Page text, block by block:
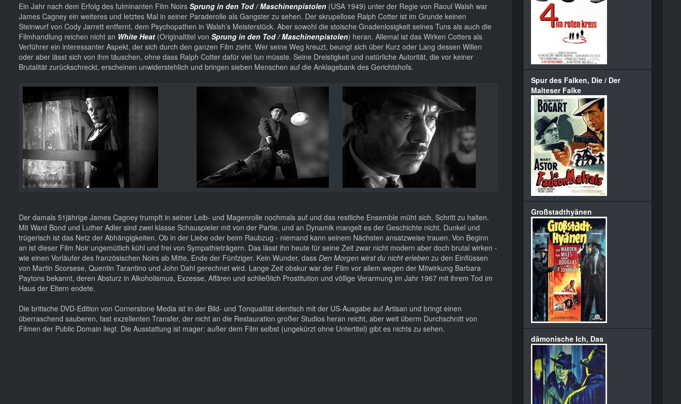
Ein Jahr nach dem Erfolg des fulminanten Film Noirs Sprung in den Tod / Maschinenpistolen (USA 1949) unter der Regie von Raoul Walsh war
James Cagney ein weiteres und letztes Mal in seiner Paraderolle als Gangster zu sehen. Der skrupellose Ralph Cotter ist im Grunde keinen
Steinwurf von Cody Jarrett entfernt, dem Psychopathen in Walsh’s Meisterstück. Aber sowohl die stoische Gnadenlosigkeit seines Tuns als auch die
Filmhandlung reichen nicht an White Heat (Originaltitel von Sprung in den Tod / Maschinenpistolen) heran. Allemal ist das Wirken Cotters als
Verführer ein interessanter Aspekt, der sich durch den ganzen Film zieht. Wer seine Weg kreuzt, beungt sich über Kurz oder Lang dessen Willen
oder aber lässt sich von ihm täuschen, ohne dass Ralph Cotter dafür viel tun müsste. Seine Dreistigkeit und natürliche Autorität, die vor keiner
Brutalität zurückschreckt, erscheinen unwiderstehlich und bringen sieben Menschen auf die Anklagebank des Gerichtshofs.
Der damals 51jährige James Cagney trumpft in seiner Leib- und Magenrolle nochmals auf und das restliche Ensemble müht sich, Schritt zu halten.
Mit Ward Bond und Luther Adler sind zwei klasse Schauspieler mit von der Partie, und an Dynamik mangelt es der Geschichte nicht. Dunkel und
trügerisch ist das Netz der Abhängigkeiten. Ob in der Liebe oder beim Raubzug - niemand kann seinem Nächsten ansatzweise trauen. Von Beginn
an ist dieser Film Noir ungemütlich kühl und frei von Sympathieträgern. Das lässt ihn heute für seine Zeit zwar nicht modern aber doch brutal wirken -
wie einen Vorläufer des französischen Noirs ab Mitte, Ende der Fünfziger. Kein Wunder, dass Den Morgen wirst du nicht erleben zu den Einflüssen
von Martin Scorsese, Quentin Tarantino und John Dahl gerechnet wird. Lange Zeit obskur war der Film vor allem wegen der Mitwirkung Barbara
Paytons bekannt, deren Absturz in Alkoholismus, Exzesse, Affären und schließlich Prostitution und völlige Verarmung im Jahr 1967 mit ihrem Tod im
Haus der Eltern endete.
Die britische DVD-Edition von Cornerstone Media ist in der Bild- und Tonqualität identisch mit der US-Ausgabe auf Artisan und bringt einen
überraschend sauberen, fast exzellenten Transfer, der nicht an die Restauration großer Studios heran reicht, aber weit überm Durchschnitt von
Filmen der Public Domain liegt. Die Ausstattung ist mager: außer dem Film selbst (ungekürzt ohne Untertitel) gibt es nichts zu sehen.
Spur des Falken, Die / Der
Malteser Falke
Großstadthyänen
dämonische Ich, Das